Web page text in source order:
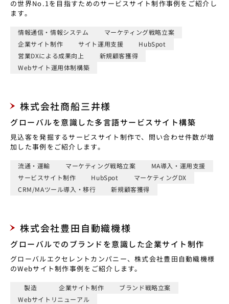
の世界No.1を目指すためのサービスサイト制作事例をご紹介し
ます。
情報通信・情報システム
マーケティング戦略立案
企業サイト制作
サイト運用支援
HubSpot
営業DXによる成果向上
新規顧客獲得
Webサイト運用体制構築
株式会社商船三井様
グローバルを意識した多言語サービスサイト構築
見込客を発掘するサービスサイト制作で、問い合わせ件数が増
加した事例をご紹介します。
流通・運輸 マーケティング戦略立案
MA導入・運用支援
サービスサイト制作
HubSpot
マーケティングDX
CRM/MAツール導入・移行
新規顧客獲得
株式会社豊田自動織機様
グローバルでのブランドを意識した企業サイト制作
グローバルエクセレントカンパニー、株式会社豊田自動織機様
のWebサイト制作事例をご紹介します。
製造 企業サイト制作
ブランド戦略立案
Webサイトリニューアル